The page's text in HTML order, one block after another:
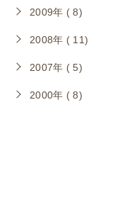
2009年 ( 8)
2008年 ( 11)
2007年 ( 5)
2000年 ( 8)